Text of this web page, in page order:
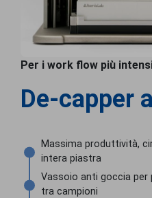
Per i work flow più
De-capper
Massima produttività,
intera piastra
Vassoio anti goccia per
tra campioni